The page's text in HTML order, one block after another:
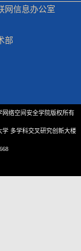
网信息办公室
部
络空间安全学院版权所有
学 多学科交叉研究创新大楼